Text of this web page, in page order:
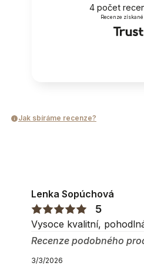
Balení produktu
4 počet
Recenze
Jak sbíráme recenze?
Lenka Sopúchová
5
Vysoce kvalitní,
Recenze podobného
3/3/2026